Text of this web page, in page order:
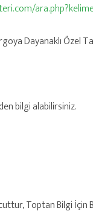
Dayanaklı Özel
bilgi alabilirsiniz.
Toptan Bilgi